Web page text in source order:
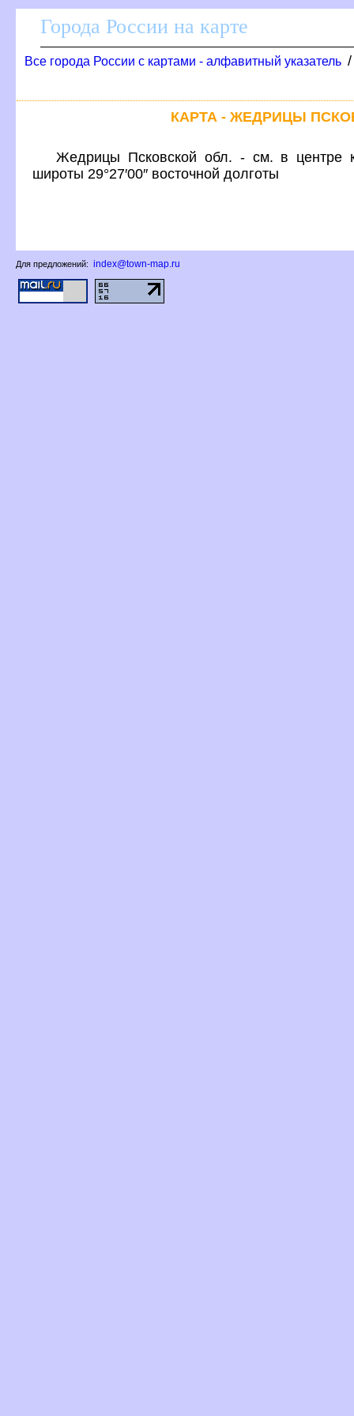
Города России на карте
се города России с картами - алфавитный указатель
КАРТА - ЖЕДРИЦЫ
Жедрицы Псковской обл. - см. в центре
широты 29°27′00″ восточной долготы
Для предложений: index@town-map.ru